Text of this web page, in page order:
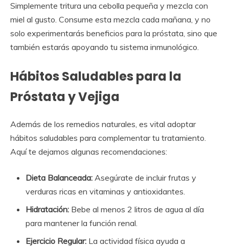
Simplemente tritura una cebolla pequeña y mezcla con
miel al gusto. Consume esta mezcla cada mañana, y no
solo experimentarás beneficios para la próstata, sino que
también estarás apoyando tu sistema inmunológico.
Hábitos Saludables para la
Próstata y Vejiga
Además de los remedios naturales, es vital adoptar
hábitos saludables para complementar tu tratamiento.
Aquí te dejamos algunas recomendaciones:
Dieta Balanceada: Asegúrate de incluir frutas y
verduras ricas en vitaminas y antioxidantes.
Hidratación: Bebe al menos 2 litros de agua al día
para mantener la función renal.
Ejercicio Regular: La actividad física ayuda a